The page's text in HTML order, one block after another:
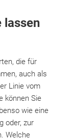
lassen
die für
auch als
Linie vom
können Sie
wie eine
oder, zur
Welche